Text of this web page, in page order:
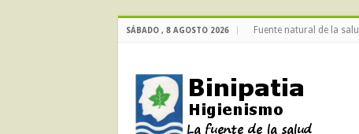
SÁBADO , 8 AGOSTO 2026 Fuente natural de la